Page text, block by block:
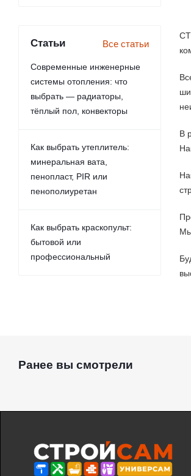
В
Статьи Все статьи
Современные инженерные
системы отопления: что
выбрать — радиаторы,
тёплый пол, конвекторы
Как выбрать утеплитель:
минеральная вата,
пенопласт, PIR или
пенополиуретан
Как выбрать краскопульт:
бытовой или
профессиональный
Ранее вы смотрели